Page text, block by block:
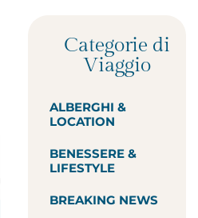
Categorie di
Viaggio
ALBERGHI &
LOCATION
BENESSERE &
LIFESTYLE
BREAKING NEWS